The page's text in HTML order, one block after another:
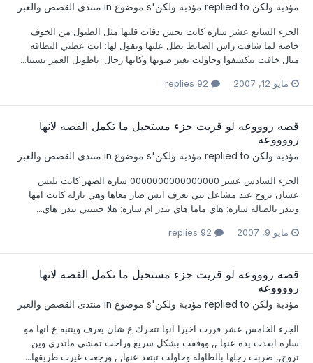
مؤدبة ولكن مؤدبة ولكن's موضوع in منتدى القصص والعبر
الجزء السابع عشر ساره كانت تحس دقات قلبها مثل الطبول من الخوف
خاصه لما شافت راس الضابط يطل عليها ويقول لها: انت عطني البطاقه
منال خافت ينكشفوا وحاولت تغير صوتها وكانها رجال: ياطويل العمر نسينا...
مايو 12, 2007
قصه روووعه لو قريت جزء مستحيل ما تكمل القصه لانها
رووووعه
مؤدبة ولكن مؤدبة ولكن's موضوع in منتدى القصص والعبر
الجزء السادس عشر 0000000000000000 ساره الضهر كانت تلبس
عشان تروح عند مشاعل تبي تعرف ايش صار معاها وهي نازله كانت امها
وبندر بالصاله ساره: هاي ماما هاي بندر ام ساره: هلا حبيبتي بندر: هاي...
مايو 9, 2007
قصه روووعه لو قريت جزء مستحيل ما تكمل القصه لانها
رووووعه
مؤدبة ولكن مؤدبة ولكن's موضوع in منتدى القصص والعبر
الجزء الخامس عشر قررت اخيرا انها تتحرك ع شان يعرف وينتبه ع انها مو
ساره ابعدت يده عنها ,, ووقفت بشكل سريع وراحت تمشي ماتدري وين
تروح,, ضربت رجلها بالطاوله وحاولت تبتعد عنها, , ورجعت غيرت طريقها...